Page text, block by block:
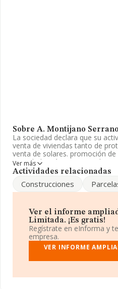
Sobre A. Montijano
La sociedad declara que su
venta de viviendas tanto de
venta de solares. promoción
sociedad está inscrita en el
de referencia CNAE
La empresaA. Montijano
núm. 11 Piso 1 Iz, (23400), en
Con los datos a disposición de
sector, en el ámbito nacional
euros y la media entre todas
Teniendo en cuenta la
aparecen 500 empresas,
desde la constitución es de 24
Ver más
Actividades relacionadas
Construcciones
Ver el informe
Limitada. ¡Es gratis!
Regístrate en eInforma y
empresa.
VER INFORME